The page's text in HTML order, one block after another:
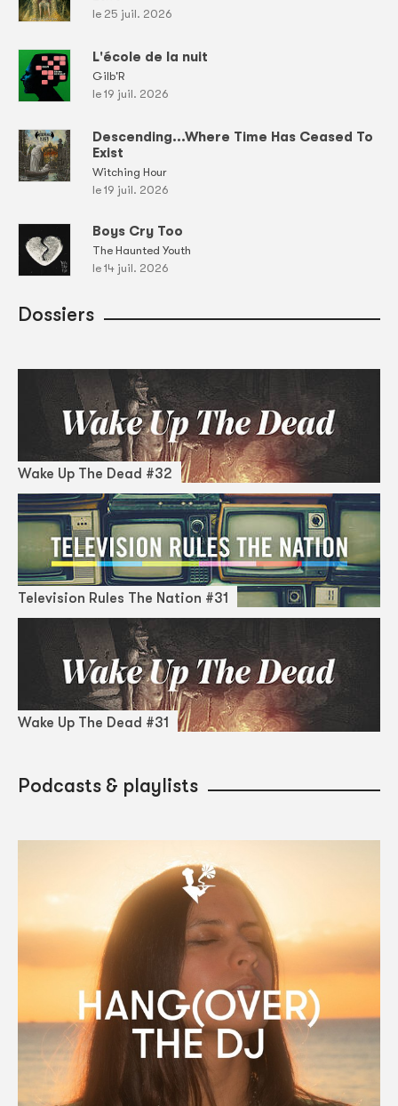
le 25 juil. 2026
L'école de la nuit
Gilb'R
le 19 juil. 2026
Descending...Where Time Has Ceased To
Exist
Witching Hour
le 19 juil. 2026
Boys Cry Too
The Haunted Youth
le 14 juil. 2026
Dossiers
Wake Up The Dead #32
Television Rules The Nation #31
Wake Up The Dead #31
Podcasts & playlists